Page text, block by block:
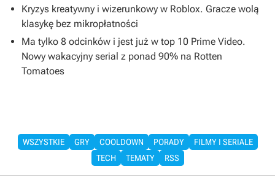
Kryzys kreatywny i wizerunkowy w Roblox. Gracze wolą
klasykę bez mikropłatności
Ma tylko 8 odcinków i jest już w top 10 Prime Video.
Nowy wakacyjny serial z ponad 90% na Rotten
Tomatoes
WSZYSTKIE GRY COOLDOWN PORADY
FILMY I SERIALE
TECH
TEMATY RSS